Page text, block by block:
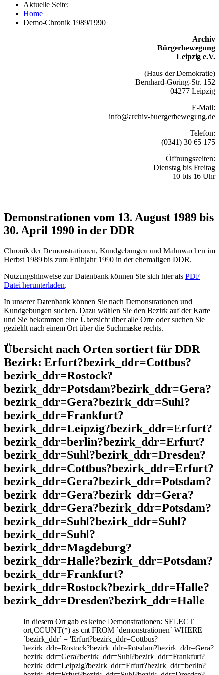
Aktuelle Seite:
Home |
Demo-Chronik 1989/1990
Archiv
Bürgerbewegung
Leipzig e.V.
(Haus der Demokratie)
Bernhard-Göring-Str. 152
04277 Leipzig
E-Mail:
info@archiv-buergerbewegung.de
Telefon:
(0341) 30 65 175
Öffnungszeiten:
Dienstag bis Freitag
10 bis 16 Uhr
Demonstrationen vom 13. August 1989 bis
30. April 1990 in der DDR
Chronik der Demonstrationen, Kundgebungen und Mahnwachen im
Herbst 1989 bis zum Frühjahr 1990 in der ehemaligen DDR.
Nutzungshinweise zur Datenbank können Sie sich hier als PDF
Datei herunterladen.
In unserer Datenbank können Sie nach Demonstrationen und
Kundgebungen suchen. Dazu wählen Sie den Bezirk auf der Karte
und Sie bekommen eine Übersicht über alle Orte oder suchen Sie
geziehlt nach einem Ort über die Suchmaske rechts.
Übersicht nach Orten sortiert für DDR
Bezirk: Erfurt?bezirk_ddr=Cottbus?
bezirk_ddr=Rostock?
bezirk_ddr=Potsdam?bezirk_ddr=Gera?
bezirk_ddr=Gera?bezirk_ddr=Suhl?
bezirk_ddr=Frankfurt?
bezirk_ddr=Leipzig?bezirk_ddr=Erfurt?
bezirk_ddr=berlin?bezirk_ddr=Erfurt?
bezirk_ddr=Suhl?bezirk_ddr=Dresden?
bezirk_ddr=Cottbus?bezirk_ddr=Erfurt?
bezirk_ddr=Gera?bezirk_ddr=Potsdam?
bezirk_ddr=Gera?bezirk_ddr=Gera?
bezirk_ddr=Gera?bezirk_ddr=Potsdam?
bezirk_ddr=Suhl?bezirk_ddr=Suhl?
bezirk_ddr=Suhl?
bezirk_ddr=Magdeburg?
bezirk_ddr=Halle?bezirk_ddr=Potsdam?
bezirk_ddr=Frankfurt?
bezirk_ddr=Rostock?bezirk_ddr=Halle?
bezirk_ddr=Dresden?bezirk_ddr=Halle
In diesem Ort gab es keine Demonstrationen: SELECT
ort,COUNT(*) as cnt FROM `demonstrationen` WHERE
`bezirk_ddr` = 'Erfurt?bezirk_ddr=Cottbus?
bezirk_ddr=Rostock?bezirk_ddr=Potsdam?bezirk_ddr=Gera?
bezirk_ddr=Gera?bezirk_ddr=Suhl?bezirk_ddr=Frankfurt?
bezirk_ddr=Leipzig?bezirk_ddr=Erfurt?bezirk_ddr=berlin?